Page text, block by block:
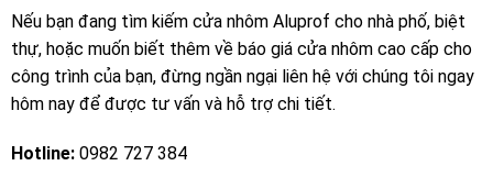
Nếu bạn đang tìm kiếm cửa nhôm Aluprof cho nhà phố, biệt
thự, hoặc muốn biết thêm về báo giá cửa nhôm cao cấp cho
công trình của bạn, đừng ngần ngại liên hệ với chúng tôi ngay
hôm nay để được tư vấn và hỗ trợ chi tiết.
Hotline: 0982 727 384